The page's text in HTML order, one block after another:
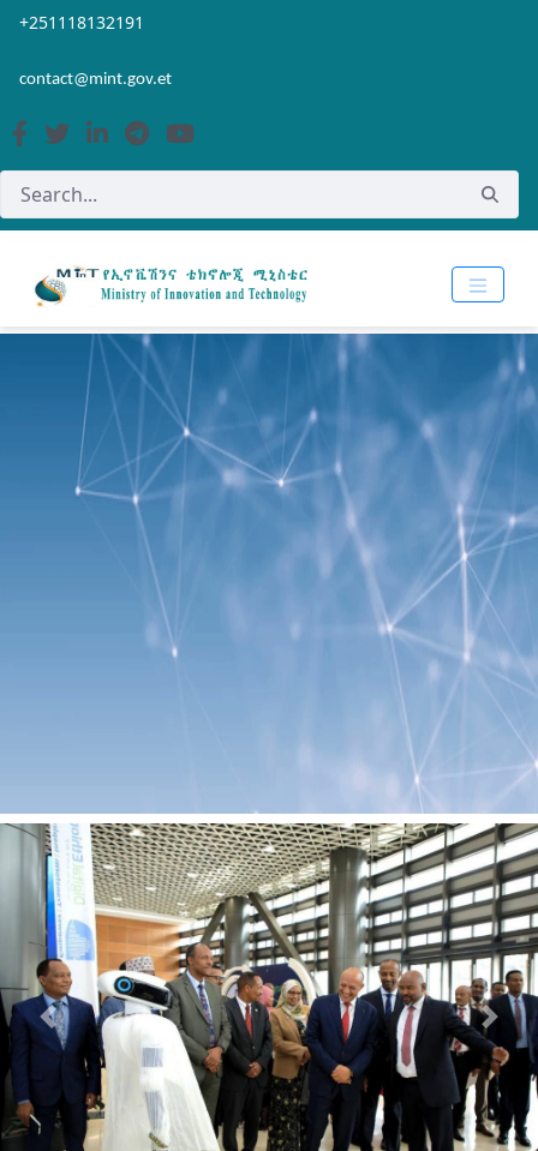
Skip to Main Content
Open Accessibility Menu
+251118132191
contact@mint.gov.et
Previous Next